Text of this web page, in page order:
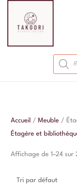
contenu
de
produits
Accueil / Meuble /
Étagère et
Affichage de 1–24 sur